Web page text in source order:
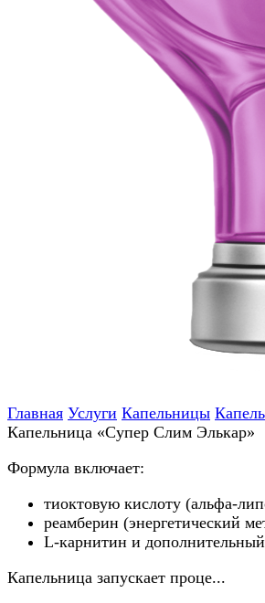
Главная Услуги Капельницы
Капельница «Супер Слим Элькар»
Формула включает:
тиоктовую кислоту (альфа-
реамберин (энергетический
L-карнитин и дополнительный
Капельница запускает проце...